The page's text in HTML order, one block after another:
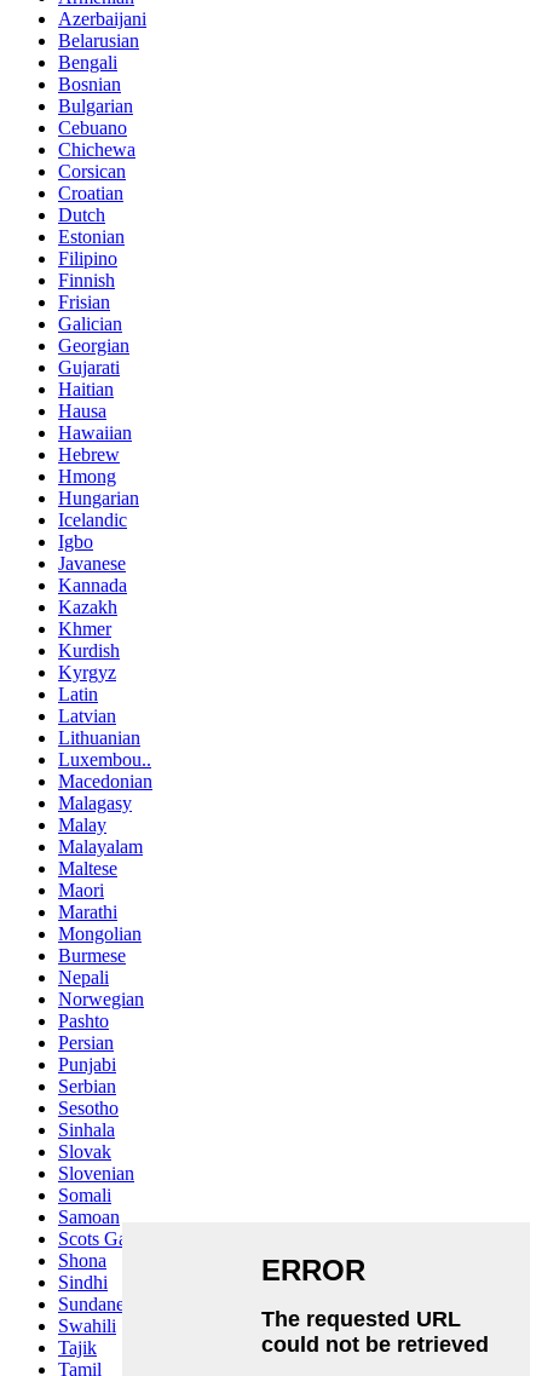
Azerbaijani
Belarusian
Bengali
Bosnian
Bulgarian
Cebuano
Chichewa
Corsican
Croatian
Dutch
Estonian
Filipino
Finnish
Frisian
Galician
Georgian
Gujarati
Haitian
Hausa
Hawaiian
Hebrew
Hmong
Hungarian
Icelandic
Igbo
Javanese
Kannada
Kazakh
Khmer
Kurdish
Kyrgyz
Latin
Latvian
Lithuanian
Luxembou..
Macedonian
Malagasy
Malay
Malayalam
Maltese
Maori
Marathi
Mongolian
Burmese
Nepali
Norwegian
Pashto
Persian
Punjabi
Serbian
Sesotho
Sinhala
Slovak
Slovenian
Somali
Samoan
Scots Gaelic
Shona
Sindhi
Sundanese
Swahili
Tajik
Tamil